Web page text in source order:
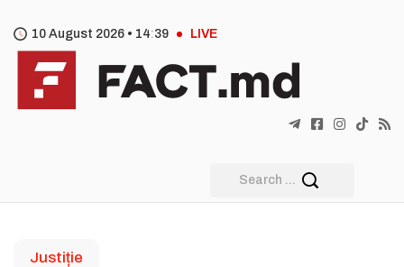
10 August 2026 • 14 39 LIVE
Justiție